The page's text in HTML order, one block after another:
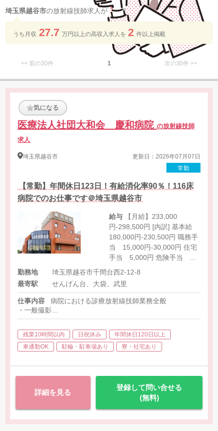
埼玉県越谷市の放射線技師求人が 12 件 見つかりました
うち月収 27.7 万円以上の​高収入求人を​ 2 件以上​掲載
<< 前の30件 1 次の30件 >>
気になる
医療法人社団大和会 慶和病院の放射線技師
求人
埼玉県越谷市
更新日：2026年07月07日
常勤
【常勤】年間休日123日！有給消化率90％！116床
病院でのお仕事です＠埼玉県越谷市
給与
円-298,500円 [内訳] 基本給
180,000円-230,500円 職務手
当 15,000円-30,000円 住宅
手当 5,000円 危険手当
10,000円 評価料手当
23,000円 [その他手当] 放射線
宿直手当 7,500円/回 事務宿
直手当 7,500円-15,300円/回
線宿直と事務宿直を兼務した
場合は7,500+5,000＝12,500
円
勤務地
埼玉県越谷市千間台西2-12-8
最寄駅
せんげん台、大袋、武里
仕事内容
病院における診療放射線技師業務全般
・一般撮影
・MRI
・X線TV
・エコー
残業10時間以内 日祝休み
年間休日120日以上
車通勤OK
駐輪・駐車場あり 寮・社宅あり
詳細を見る
登録して問い合せる
(無料)